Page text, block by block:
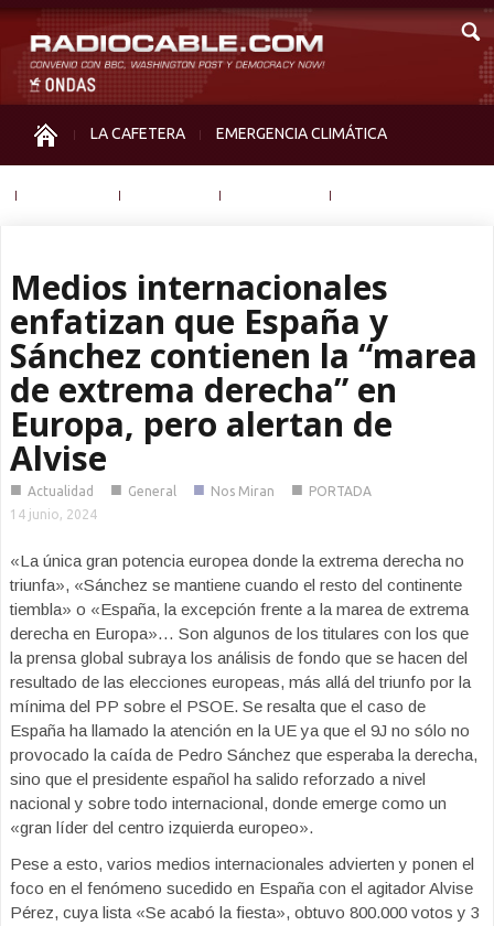
LA CAFETERA EMERGENCIA CLIMÁTICA
Medios internacionales
enfatizan que España y
Sánchez contienen la “marea
de extrema derecha” en
Europa, pero alertan de
Alvise
■ Actualidad ■ General ■ Nos Miran ■ PORTADA
14 junio, 2024
«La única gran potencia europea donde la extrema derecha no
triunfa», «Sánchez se mantiene cuando el resto del continente
tiembla» o «España, la excepción frente a la marea de extrema
derecha en Europa»… Son algunos de los titulares con los que
la prensa global subraya los análisis de fondo que se hacen del
resultado de las elecciones europeas, más allá del triunfo por la
mínima del PP sobre el PSOE. Se resalta que el caso de
España ha llamado la atención en la UE ya que el 9J no sólo no
provocado la caída de Pedro Sánchez que esperaba la derecha,
sino que el presidente español ha salido reforzado a nivel
nacional y sobre todo internacional, donde emerge como un
«gran líder del centro izquierda europeo».
Pese a esto, varios medios internacionales advierten y ponen el
foco en el fenómeno sucedido en España con el agitador Alvise
Pérez, cuya lista «Se acabó la fiesta», obtuvo 800.000 votos y 3